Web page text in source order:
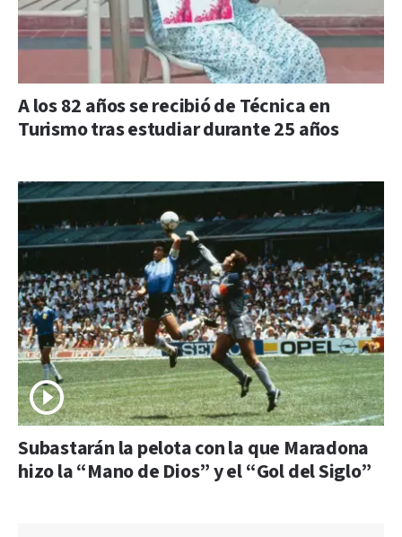
A los 82 años se recibió de Técnica en
Turismo tras estudiar durante 25 años
Subastarán la pelota con la que Maradona
hizo la “Mano de Dios” y el “Gol del Siglo”